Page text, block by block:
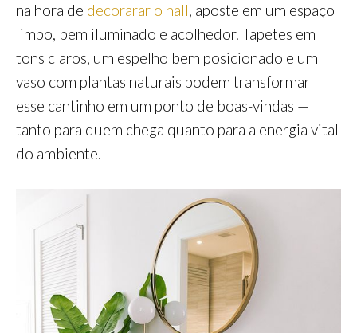
na hora de decorarar o hall, aposte em um espaço
limpo, bem iluminado e acolhedor. Tapetes em
tons claros, um espelho bem posicionado e um
vaso com plantas naturais podem transformar
esse cantinho em um ponto de boas-vindas —
tanto para quem chega quanto para a energia vital
do ambiente.